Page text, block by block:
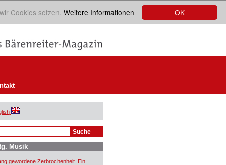
OK
Cookies setzen. Weitere Informationen
Musik
gewordene Zerbrochenheit. Ein